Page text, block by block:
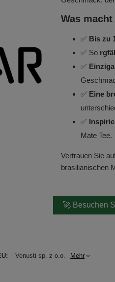
Was
✅ Bis zu
✅ So
✅
✅ Eine
✅
Mate Tee.
Vertrauen Sie
brasilianischen
🚀 Besuchen
Venusti sp. z o.o. Mehr